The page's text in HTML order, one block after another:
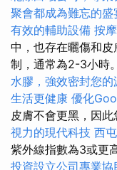
聚會都成為難忘的盛
有效的輔助設備 按
中，也存在曬傷和
制，通常為2-3小時。
水膠，強效密封您的
生活更健康 優化
皮膚不會更黑，因此
視力的現代科技 西
紫外線指數為3或更
投資設立公司專業協